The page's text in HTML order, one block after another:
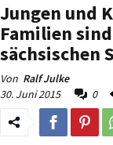
Jungen und
Familien
sächsischen
Von Ralf Julke
30. Juni 2015
0